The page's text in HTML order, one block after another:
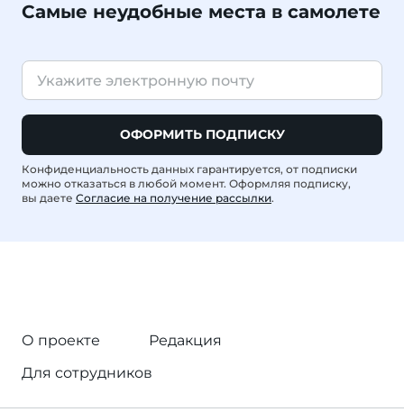
Самые неудобные места в самолете
ОФОРМИТЬ ПОДПИСКУ
Конфиденциальность данных гарантируется, от подписки
можно отказаться в любой момент. Оформляя подписку,
вы даете Согласие на получение рассылки.
О проекте
Редакция
Для сотрудников